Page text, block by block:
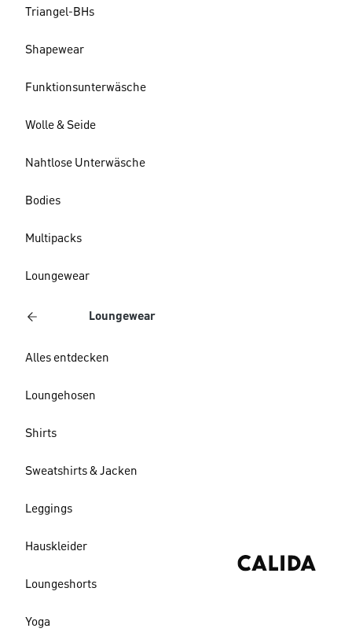
Triangel-BHs
Shapewear
Funktionsunterwäsche
Wolle & Seide
Nahtlose Unterwäsche
Bodies
Multipacks
Loungewear
Loungewear
Alles entdecken
Loungehosen
Shirts
Sweatshirts & Jacken
Leggings
Hauskleider
Loungeshorts
Yoga